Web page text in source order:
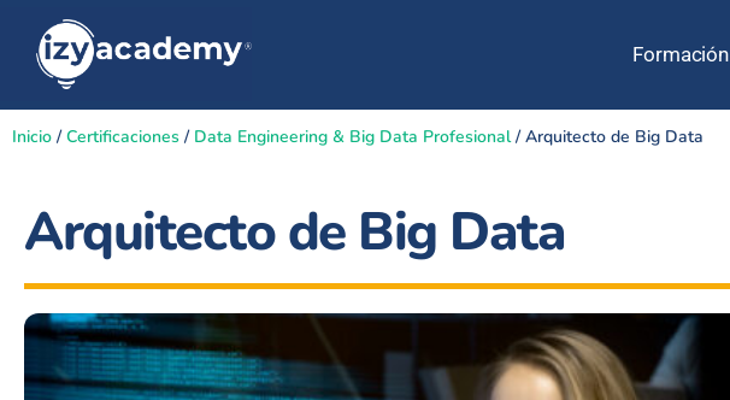
Formación
Inicio /Certificaciones / Data Engineering & Big Data Profesional/ Arquitecto de Big Data
Arquitecto de Big Data